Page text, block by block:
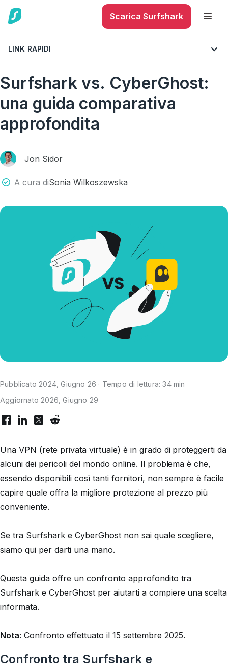
Scarica Surfshark
LINK RAPIDI
BLOG TUTTO SU VPN
Surfshark vs. CyberGhost:
una guida comparativa
approfondita
Jon Sidor
A cura diSonia Wilkoszewska
Pubblicato 2024, Giugno 26 · Tempo di lettura: 34 min
Aggiornato 2026, Giugno 29
Una VPN (rete privata virtuale) è in grado di proteggerti da
alcuni dei pericoli del mondo online. Il problema è che,
essendo disponibili così tanti fornitori, non sempre è facile
capire quale offra la migliore protezione al prezzo più
conveniente.
Se tra Surfshark e CyberGhost non sai quale scegliere,
siamo qui per darti una mano.
Questa guida offre un confronto approfondito tra
Surfshark e CyberGhost per aiutarti a compiere una scelta
informata.
Nota: Confronto effettuato il 15 settembre 2025.
Confronto tra Surfshark e